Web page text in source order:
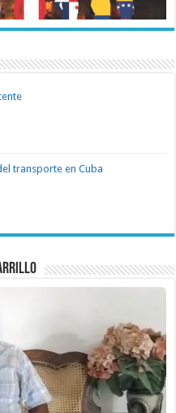
transporte en Cuba